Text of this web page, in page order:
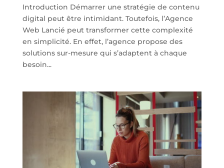
Introduction Démarrer une stratégie de contenu
digital peut être intimidant. Toutefois, l’Agence
Web Lancié peut transformer cette complexité
en simplicité. En effet, l’agence propose des
solutions sur-mesure qui s’adaptent à chaque
besoin...